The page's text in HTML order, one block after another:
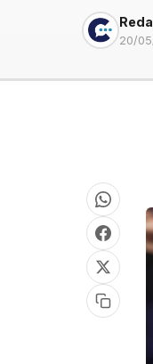
20/